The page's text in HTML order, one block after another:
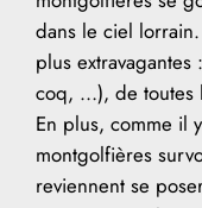
dans le ciel
plus
coq, …), de toutes
En plus, comme il
montgolfières
reviennent se